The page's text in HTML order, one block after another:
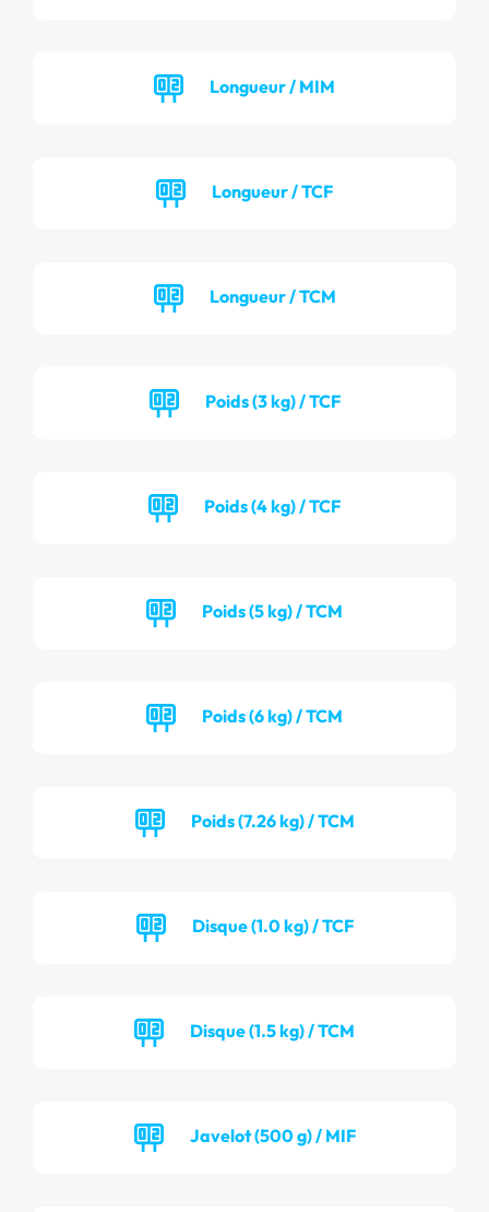
Longueur / MIM
Longueur / TCF
Longueur / TCM
Poids (3 kg) / TCF
Poids (4 kg) / TCF
Poids (5 kg) / TCM
Poids (6 kg) / TCM
Poids (7.26 kg) / TCM
Disque (1.0 kg) / TCF
Disque (1.5 kg) / TCM
Javelot (500 g) / MIF